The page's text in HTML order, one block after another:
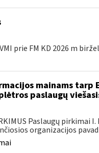
prie FM KD 2026 m
mainams tarp
paslaugų
Paslaugų pirkimai I.
organizacijos